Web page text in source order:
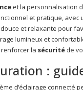
et la personnalisation
et pratique,
et relaxante pour
lumineux et
renforcer la sécurité de
:
d’éclairage